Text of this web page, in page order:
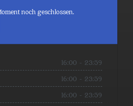
noch geschlossen.
16:00 - 23:59
16:00 - 23:59
16:00 - 23:59